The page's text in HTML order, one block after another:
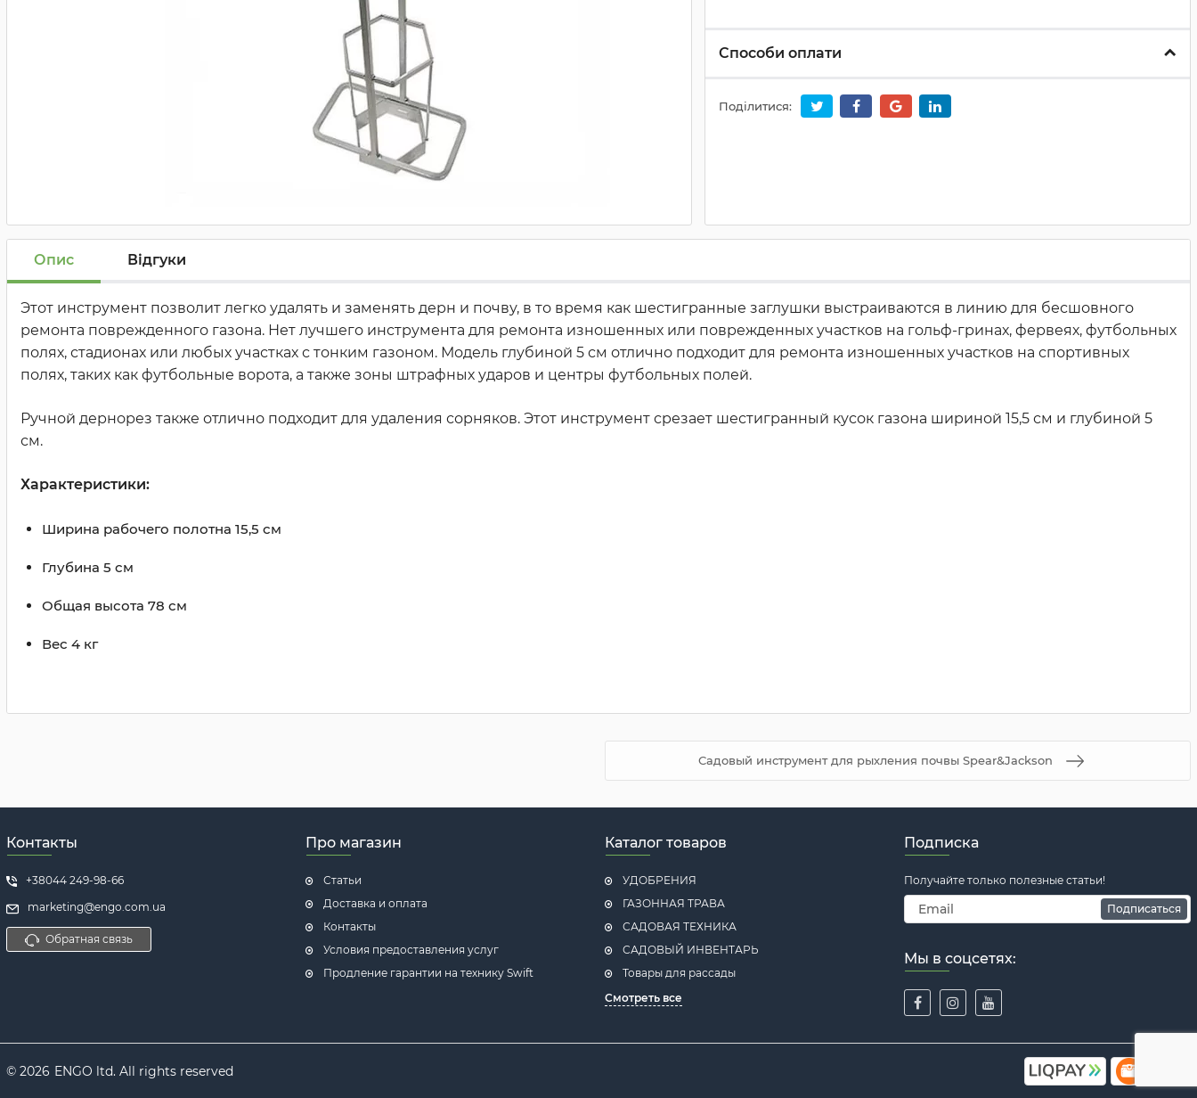
Способи оплати
Поділитися:
Опис Відгуки
Этот инструмент позволит легко удалять и заменять дерн и почву, в то время как шестигранные заглушки выстраиваются в линию для бесшовного
ремонта поврежденного газона. Нет лучшего инструмента для ремонта изношенных или поврежденных участков на гольф-гринах, фервеях, футбольных
полях, стадионах или любых участках с тонким газоном. Модель глубиной 5 см отлично подходит для ремонта изношенных участков на спортивных
полях, таких как футбольные ворота, а также зоны штрафных ударов и центры футбольных полей.
Ручной дернорез также отлично подходит для удаления сорняков. Этот инструмент срезает шестигранный кусок газона шириной 15,5 см и глубиной 5
см.
Характеристики:
Ширина рабочего полотна 15,5 см
Глубина 5 см
Общая высота 78 см
Вес 4 кг
Садовый инструмент для рыхления почвы Spear&Jackson
Контакты
+38044 249-98-66
marketing@engo.com.ua
Обратная связь
Про магазин
Статьи
Доставка и оплата
Контакты
Условия предоставления услуг
Продление гарантии на технику Swift
Каталог товаров
УДОБРЕНИЯ
ГАЗОННАЯ ТРАВА
САДОВАЯ ТЕХНИКА
САДОВЫЙ ИНВЕНТАРЬ
Товары для рассады
Смотреть все
Подписка
Получайте только полезные статьи!
Подписаться
Мы в соцсетях:
© 2026 ENGO ltd. All rights reserved